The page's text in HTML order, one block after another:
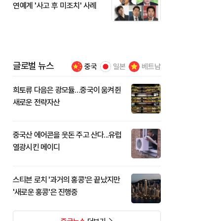
연예계 '사고 후 미조치' 사례
글로벌 뉴스 중국 일본 베트남
희토류 다음은 광모듈…중국이 움켜쥔
새로운 전략자산
중국산 에어콘을 웃돈 주고 산다...유럽
열광시킨 메이디
스티븐 로치 '과거의 홍콩'은 끝났지만
'새로운 홍콩'은 진행중